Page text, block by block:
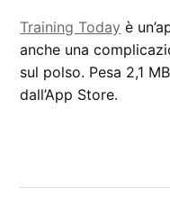
Training Today è
anche una
sul polso. Pesa 2,1
dall’App Store.